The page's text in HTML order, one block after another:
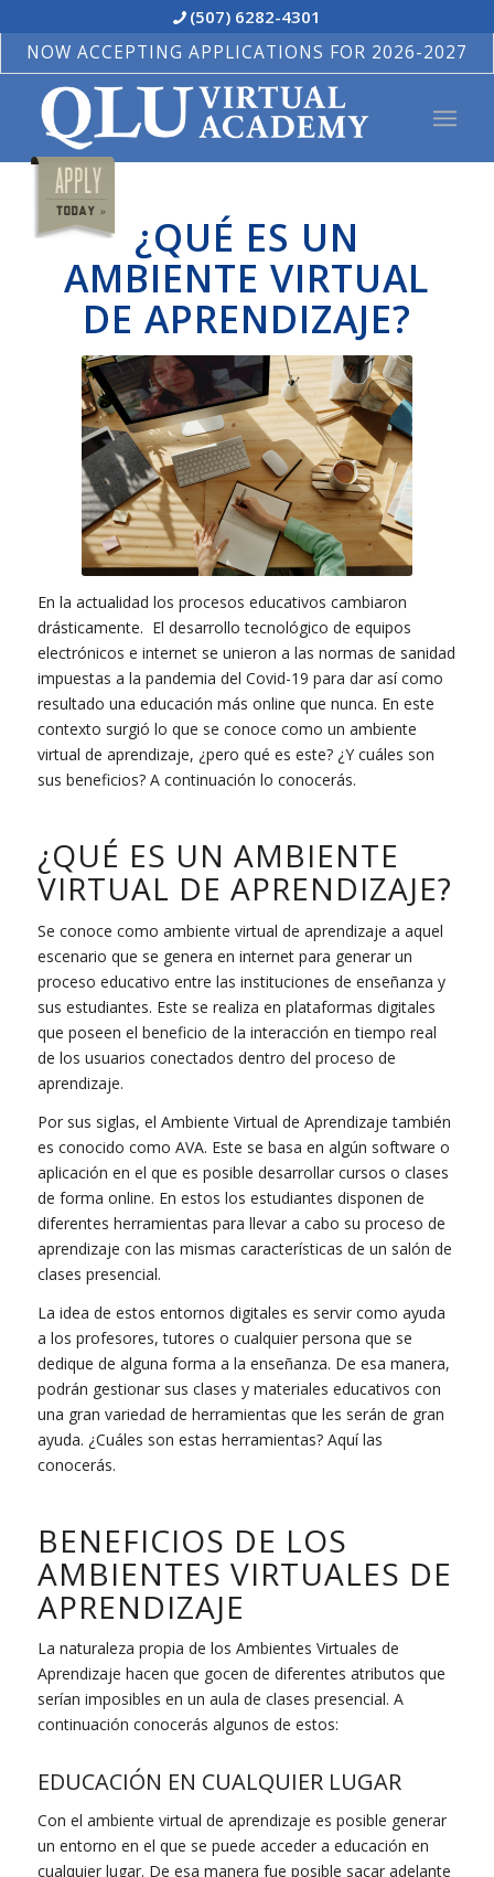
(507) 6282-4301
NOW ACCEPTING APPLICATIONS FOR 2026-2027
¿QUÉ ES UN
AMBIENTE VIRTUAL
DE APRENDIZAJE?
En la actualidad los procesos educativos cambiaron
drásticamente. El desarrollo tecnológico de equipos
electrónicos e internet se unieron a las normas de sanidad
impuestas a la pandemia del Covid-19 para dar así como
resultado una educación más online que nunca. En este
contexto surgió lo que se conoce como un ambiente
virtual de aprendizaje, ¿pero qué es este? ¿Y cuáles son
sus beneficios? A continuación lo conocerás.
¿QUÉ ES UN AMBIENTE
VIRTUAL DE APRENDIZAJE?
Se conoce como ambiente virtual de aprendizaje a aquel
escenario que se genera en internet para generar un
proceso educativo entre las instituciones de enseñanza y
sus estudiantes. Este se realiza en plataformas digitales
que poseen el beneficio de la interacción en tiempo real
de los usuarios conectados dentro del proceso de
aprendizaje.
Por sus siglas, el Ambiente Virtual de Aprendizaje también
es conocido como AVA. Este se basa en algún software o
aplicación en el que es posible desarrollar cursos o clases
de forma online. En estos los estudiantes disponen de
diferentes herramientas para llevar a cabo su proceso de
aprendizaje con las mismas características de un salón de
clases presencial.
La idea de estos entornos digitales es servir como ayuda
a los profesores, tutores o cualquier persona que se
dedique de alguna forma a la enseñanza. De esa manera,
podrán gestionar sus clases y materiales educativos con
una gran variedad de herramientas que les serán de gran
ayuda. ¿Cuáles son estas herramientas? Aquí las
conocerás.
BENEFICIOS DE LOS
AMBIENTES VIRTUALES DE
APRENDIZAJE
La naturaleza propia de los Ambientes Virtuales de
Aprendizaje hacen que gocen de diferentes atributos que
serían imposibles en un aula de clases presencial. A
continuación conocerás algunos de estos:
EDUCACIÓN EN CUALQUIER LUGAR
Con el ambiente virtual de aprendizaje es posible generar
un entorno en el que se puede acceder a educación en
cualquier lugar. De esa manera fue posible sacar adelante